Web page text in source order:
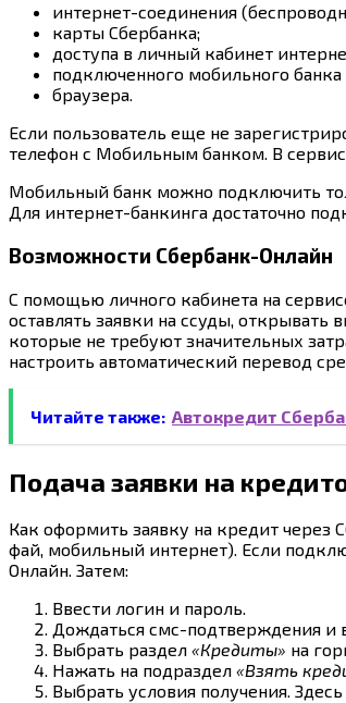
интернет-соединения
карты Сбербанка;
доступа в личный кабинет
подключенного мобильного
браузера.
Если пользователь еще не
телефон с Мобильным банком. В
Мобильный банк можно подключить
Для интернет-банкинга достаточно
Возможности Сбербанк-Онлайн
С помощью личного кабинета на
оставлять заявки на ссуды,
которые не требуют значительных
настроить автоматический перевод
Читайте также: Автокредит
Подача заявки на
Как оформить заявку на кредит через
фай, мобильный интернет). Если
Онлайн. Затем:
Ввести логин и пароль.
Дождаться смс-подтверждения и
Выбрать раздел «Кредиты» на
Нажать на подраздел «Взять
Выбрать условия получения.